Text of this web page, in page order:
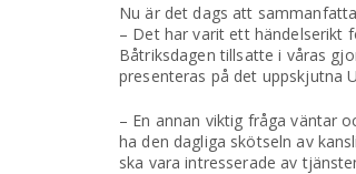
Nu är det dags att
– Det har varit ett händelserikt
Båtriksdagen tillsatte i våras
presenteras på det uppskjutna
– En annan viktig fråga väntar
ha den dagliga skötseln av
ska vara intresserade av